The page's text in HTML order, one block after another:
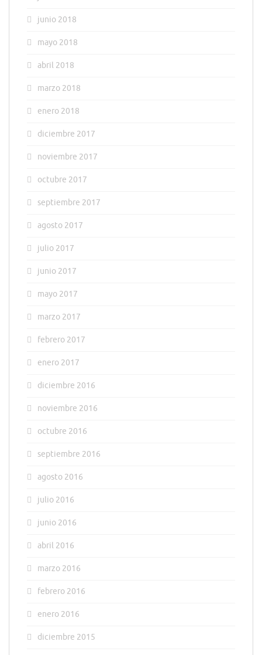
junio 2018
mayo 2018
abril 2018
marzo 2018
enero 2018
diciembre 2017
noviembre 2017
octubre 2017
septiembre 2017
agosto 2017
julio 2017
junio 2017
mayo 2017
marzo 2017
febrero 2017
enero 2017
diciembre 2016
noviembre 2016
octubre 2016
septiembre 2016
agosto 2016
julio 2016
junio 2016
abril 2016
marzo 2016
febrero 2016
enero 2016
diciembre 2015